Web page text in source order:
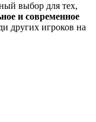
выбор для тех,
и современное
других игроков на